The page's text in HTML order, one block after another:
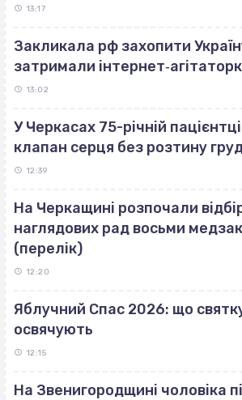
13:17
Закликала рф захопити
затримали
13:02
У Черкасах 75-річній
клапан серця без розтину
12:39
На Черкащині розпочали
наглядових рад восьми
(перелік)
12:20
Яблучний Спас 2026: що
освячують
12:15
На Звенигородщині чоловіка